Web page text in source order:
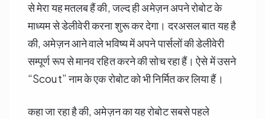
से मेरा यह मतलब हैं की, जल्द ही अमेज़न अपने रोबोट के
माध्यम से डेलीवेरी करना शुरू कर देगा। दरअसल बात यह है
की, अमेज़न आने वाले भविष्य में अपने पार्सलों की डेलीवेरी
सम्पूर्ण रूप से मानव रहित करने की सोच रहा हैं। ऐसे में उसने
“Scout” नाम के एक रोबोट को भी निर्मित कर लिया हैं।
कहा जा रहा है की, अमेज़न का यह रोबोट सबसे पहले